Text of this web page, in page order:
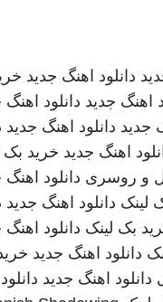
دانلود اهنگ جدید
اهنگ جدید دانلود اهنگ
جدید دانلود اهنگ جدید
اهنگ جدید خرید بک
و روسری دانلود اهنگ
لینک دانلود اهنگ جدید
بک لینک دانلود اهنگ
دانلود اهنگ جدید
دانلود اهنگ جدید